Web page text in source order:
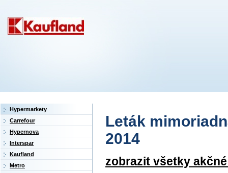
Leták
2014
zobrazit všetky
Hypermarkety
Carrefour
Hypernova
Interspar
Kaufland
Metro